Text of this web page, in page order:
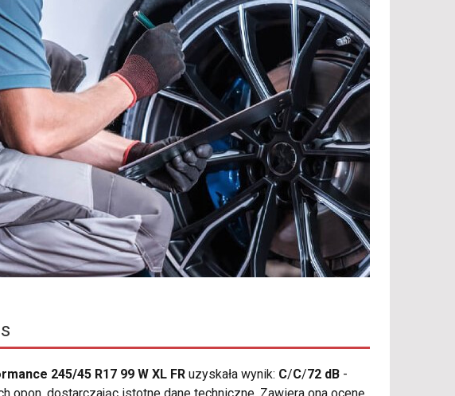
245/45 R17 99 W XL FR uzyskała wynik: C/C/72 dB -